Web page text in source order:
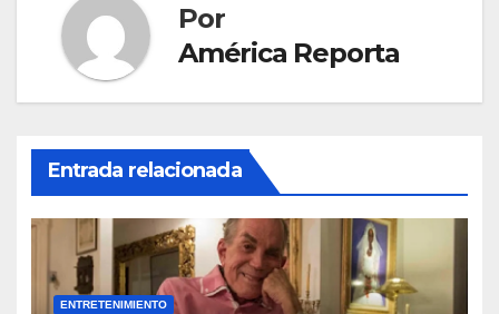
Por
América Reporta
Entrada relacionada
ENTRETENIMIENTO